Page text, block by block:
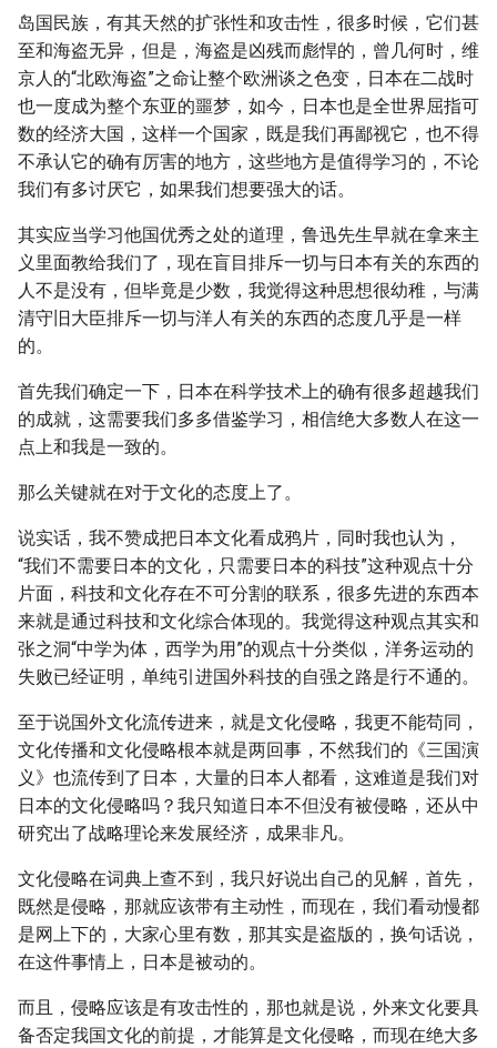
岛国民族，有其天然的扩张性和攻击性，很多时候，它们甚
至和海盗无异，但是，海盗是凶残而彪悍的，曾几何时，维
京人的“北欧海盗”之命让整个欧洲谈之色变，日本在二战时
也一度成为整个东亚的噩梦，如今，日本也是全世界屈指可
数的经济大国，这样一个国家，既是我们再鄙视它，也不得
不承认它的确有厉害的地方，这些地方是值得学习的，不论
我们有多讨厌它，如果我们想要强大的话。
其实应当学习他国优秀之处的道理，鲁迅先生早就在拿来主
义里面教给我们了，现在盲目排斥一切与日本有关的东西的
人不是没有，但毕竟是少数，我觉得这种思想很幼稚，与满
清守旧大臣排斥一切与洋人有关的东西的态度几乎是一样
的。
首先我们确定一下，日本在科学技术上的确有很多超越我们
的成就，这需要我们多多借鉴学习，相信绝大多数人在这一
点上和我是一致的。
那么关键就在对于文化的态度上了。
说实话，我不赞成把日本文化看成鸦片，同时我也认为，
“我们不需要日本的文化，只需要日本的科技”这种观点十分
片面，科技和文化存在不可分割的联系，很多先进的东西本
来就是通过科技和文化综合体现的。我觉得这种观点其实和
张之洞“中学为体，西学为用”的观点十分类似，洋务运动的
失败已经证明，单纯引进国外科技的自强之路是行不通的。
至于说国外文化流传进来，就是文化侵略，我更不能苟同，
文化传播和文化侵略根本就是两回事，不然我们的《三国演
义》也流传到了日本，大量的日本人都看，这难道是我们对
日本的文化侵略吗？我只知道日本不但没有被侵略，还从中
研究出了战略理论来发展经济，成果非凡。
文化侵略在词典上查不到，我只好说出自己的见解，首先，
既然是侵略，那就应该带有主动性，而现在，我们看动慢都
是网上下的，大家心里有数，那其实是盗版的，换句话说，
在这件事情上，日本是被动的。
而且，侵略应该是有攻击性的，那也就是说，外来文化要具
备否定我国文化的前提，才能算是文化侵略，而现在绝大多